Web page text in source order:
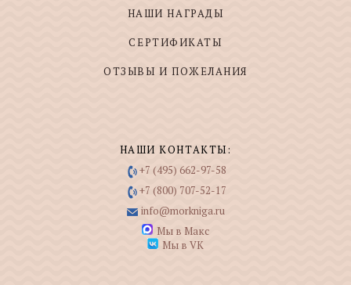
НАШИ НАГРАДЫ
СЕРТИФИКАТЫ
ОТЗЫВЫ И ПОЖЕЛАНИЯ
НАШИ КОНТАКТЫ:
+7 (495) 662-97-58
+7 (800) 707-52-17
info@morkniga.ru
Мы в Макс
Мы в VK